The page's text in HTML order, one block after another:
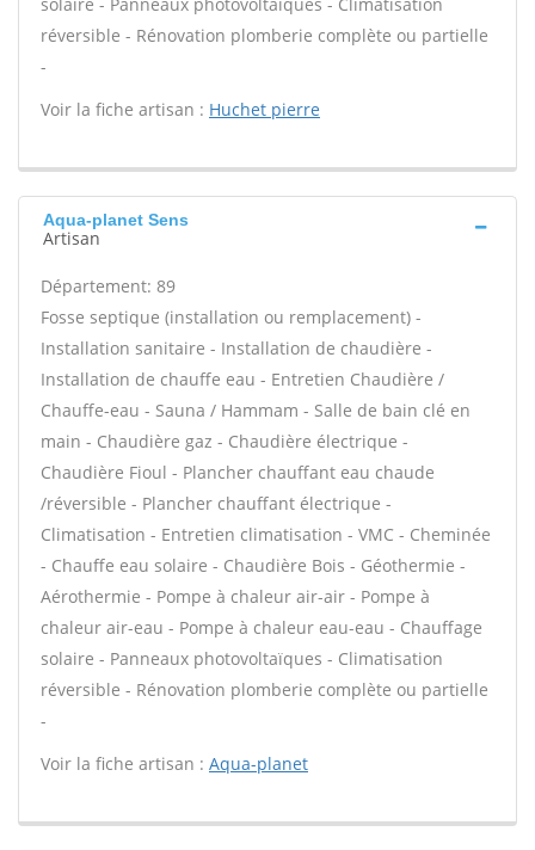
réversible - Rénovation plomberie complète ou partielle
-
Voir la fiche artisan : Huchet pierre
Aqua-planet Sens
Artisan
Département: 89
Fosse septique (installation ou remplacement) -
Installation sanitaire - Installation de chaudière -
Installation de chauffe eau - Entretien Chaudière /
Chauffe-eau - Sauna / Hammam - Salle de bain clé en
main - Chaudière gaz - Chaudière électrique -
Chaudière Fioul - Plancher chauffant eau chaude
/réversible - Plancher chauffant électrique -
Climatisation - Entretien climatisation - VMC - Cheminée
- Chauffe eau solaire - Chaudière Bois - Géothermie -
Aérothermie - Pompe à chaleur air-air - Pompe à
chaleur air-eau - Pompe à chaleur eau-eau - Chauffage
solaire - Panneaux photovoltaïques - Climatisation
réversible - Rénovation plomberie complète ou partielle
-
Voir la fiche artisan : Aqua-planet